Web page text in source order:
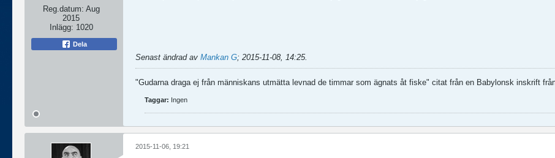
Reg.datum: Aug
2015
Inlägg: 1020
Dela
Senast ändrad av Mankan G; 2015-11-08, 14:25.
"Gudarna draga ej från människans utmätta levnad de timmar som ägnats åt fiske" citat från en Babylonsk inskrift
Taggar: Ingen
2015-11-06, 19:21